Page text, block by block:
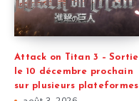
Attack on Titan 3 – Sortie
le 10 décembre prochain
sur plusieurs plateformes